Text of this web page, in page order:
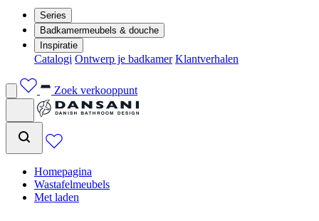
Series
Badkamermeubels & douche
Inspiratie
Catalogi Ontwerp je badkamer Klantverhalen
Zoek verkooppunt
Homepagina
Wastafelmeubels
Met laden